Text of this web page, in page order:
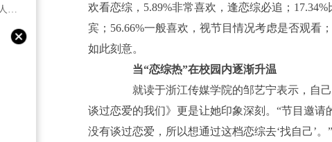
越来越多年轻朋友开始买扫地机器人了，不仅如此，他们还专挑贵的买。在《一点财经》的调研中，有不少90...
欢看恋综，5.89%非常喜欢，逢恋综必追；
宾；56.66%一般喜欢，视节目情况考虑是否观看
如此刻意。
当“恋综热”在校园内逐渐升温
就读于浙江传媒学院的邹艺宁表示，自己
谈过恋爱的我们》更是让她印象深刻。“节目邀
没有谈过恋爱，所以想通过这档恋综去‘找自己’